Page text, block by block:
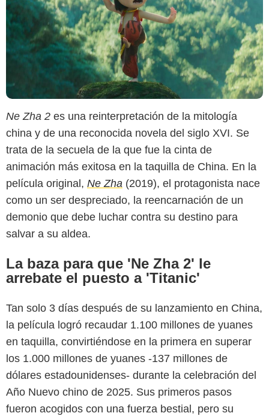
Ne Zha 2 es una reinterpretación de la mitología
china y de una reconocida novela del siglo XVI. Se
trata de la secuela de la que fue la cinta de
animación más exitosa en la taquilla de China. En la
película original, Ne Zha (2019), el protagonista nace
como un ser despreciado, la reencarnación de un
demonio que debe luchar contra su destino para
salvar a su aldea.
La baza para que 'Ne Zha 2' le
arrebate el puesto a 'Titanic'
Tan solo 3 días después de su lanzamiento en China,
la película logró recaudar 1.100 millones de yuanes
en taquilla, convirtiéndose en la primera en superar
los 1.000 millones de yuanes -137 millones de
dólares estadounidenses- durante la celebración del
Año Nuevo chino de 2025. Sus primeros pasos
fueron acogidos con una fuerza bestial, pero su